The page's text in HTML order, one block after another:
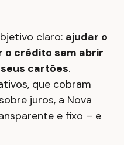
claro: ajudar o
o crédito sem abrir
cartões.
que cobram
juros, a Nova
e fixo – e